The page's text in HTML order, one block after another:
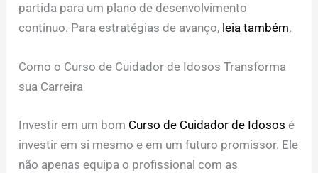
partida para um plano de desenvolvimento
contínuo. Para estratégias de avanço, leia também.
Como o Curso de Cuidador de Idosos Transforma
sua Carreira
Investir em um bom Curso de Cuidador de Idosos é
investir em si mesmo e em um futuro promissor. Ele
não apenas equipa o profissional com as